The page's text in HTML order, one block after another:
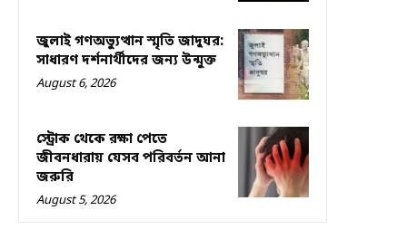
জুলাই গণঅভ্যুত্থান স্মৃতি জাদুঘর:
সাধারণ দর্শনার্থীদের জন্য উন্মুক্ত
August 6, 2026
স্ট্রোক থেকে রক্ষা পেতে
জীবনধারায় যেসব পরিবর্তন আনা
জরুরি
August 5, 2026